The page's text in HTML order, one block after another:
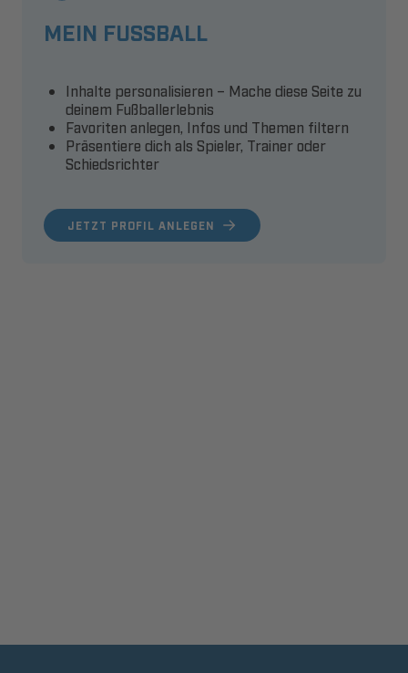
MEIN FUSSBALL
JETZT PROFIL ANLEGEN
Inhalte personalisieren – Mache diese Seite zu
deinem Fußballerlebnis
Favoriten anlegen, Infos und Themen filtern
Präsentiere dich als Spieler, Trainer oder
Schiedsrichter